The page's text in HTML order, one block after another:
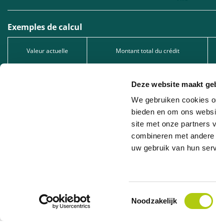
Deze website maakt
We gebruiken cookies
bieden en om ons
site met onze partners
combineren met
uw gebruik van hun
Toestemmingsselectie
Noodzakelijk
Exemples de calcul
Valeur actuelle Montant total du crédit
2.549,00 €
5.049,00 €
Type de crédit : Prêt à tempérament, sous réserve d’acceptation de
1005.528.130, immatriculée auprès de la FSMA.
Leasing professionnel : Nous proposons du leasing professionnel en